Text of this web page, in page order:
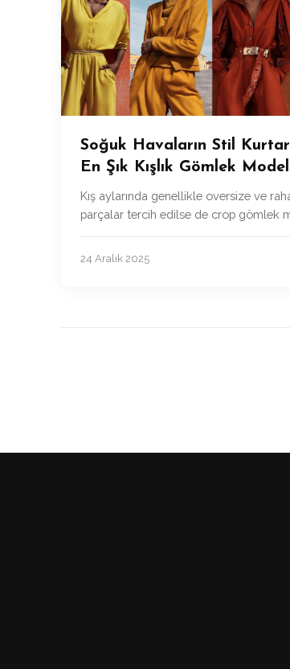
Soğuk Havaların Stil
En Şık Kışlık Gömlek
Kış aylarında genellikle oversize ve
parçalar tercih edilse de crop gömlek
24 Aralık 2025